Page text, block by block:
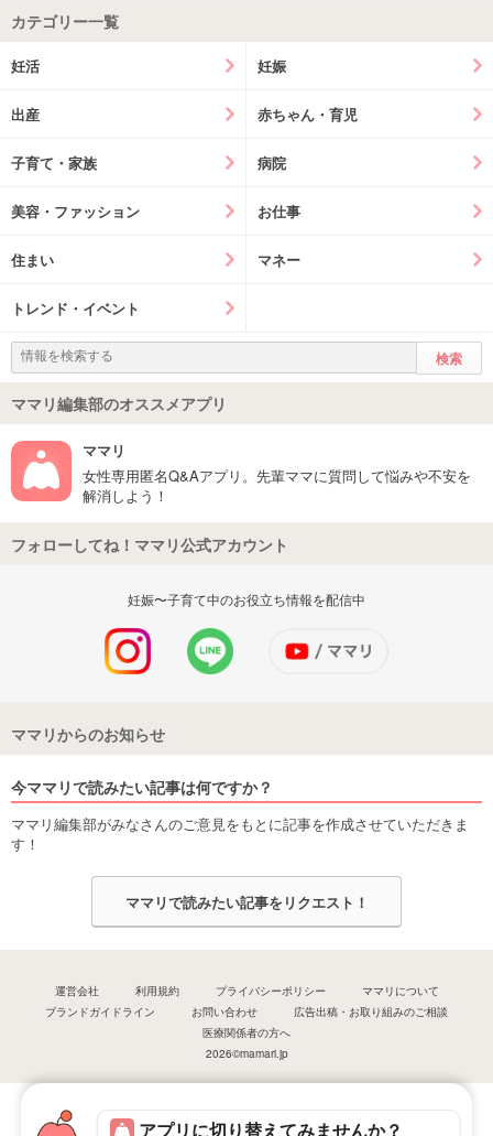
アプリに切り替えてみませんか？
カテゴリー一覧
妊活 妊娠
出産 赤ちゃん・育児
子育て・家族 病院
美容・ファッション お仕事
住まい マネー
トレンド・イベント
ママリ編集部のオススメアプリ
ママリ
女性専用匿名Q&Aアプリ。先輩ママに質問して悩みや不安を
解消しよう！
フォローしてね！ママリ公式アカウント
妊娠〜子育て中のお役立ち情報を配信中
ママリからのお知らせ
今ママリで読みたい記事は何ですか？
ママリ編集部がみなさんのご意見をもとに記事を作成させていただきま
す！
ママリで読みたい記事をリクエスト！
運営会社 利用規約 プライバシーポリシー
ママリについて
ブランドガイドライン
お問い合わせ
広告出稿・お取り組みのご相談
医療関係者の方へ
2026©mamari.jp